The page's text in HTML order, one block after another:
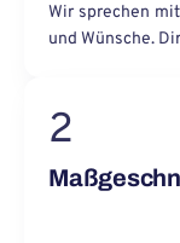
Wir sprechen
und Wünsche.
2